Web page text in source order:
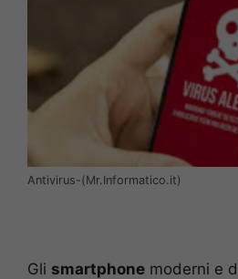
Antivirus-(Mr.Informatico.it)
Gli smartphone moderni e